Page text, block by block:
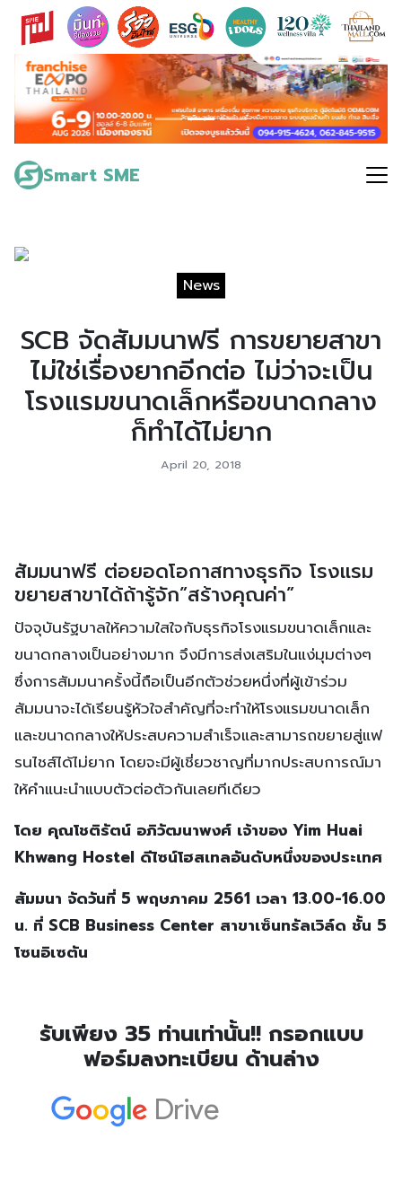
Skip
content
Smart SME
Search
News
SCB จัดสัมมนาฟรี การขยายสาขา
ไม่ใช่เรื่องยากอีกต่อ ไม่ว่าจะเป็น
โรงแรมขนาดเล็กหรือขนาดกลาง
ก็ทำได้ไม่ยาก
April 20, 2018
สัมมนาฟรี ต่อยอดโอกาสทางธุรกิจ โรงแรม
ขยายสาขาได้ถ้ารู้จัก”สร้างคุณค่า”
ปัจจุบันรัฐบาลให้ความใสใจกับธุรกิจโรงแรมขนาดเล็กและ
ขนาดกลางเป็นอย่างมาก จึงมีการส่งเสริมในแง่มุมต่างๆ
ซึ่งการสัมมนาครั้งนี้ถือเป็นอีกตัวช่วยหนึ่งที่ผู้เข้าร่วม
สัมมนาจะได้เรียนรู้หัวใจสำคัญที่จะทำให้โรงแรมขนาดเล็ก
และขนาดกลางให้ประสบความสำเร็จและสามารถขยายสู่แฟ
รนไชส์ได้ไม่ยาก โดยจะมีผู้เชี่ยวชาญที่มากประสบการณ์มา
ให้คำแนะนำแบบตัวต่อตัวกันเลยทีเดียว
โดย คุณโชติรัตน์ อภิวัฒนาพงศ์ เจ้าของ Yim Huai
Khwang Hostel ดีไซน์โฮสเทลอันดับหนึ่งของประเทศ
สัมมนา จัดวันที่ 5 พฤษภาคม 2561 เวลา 13.00-16.00
น. ที่ SCB Business Center สาขาเซ็นทรัลเวิล์ด ชั้น 5
โซนอิเซตัน
รับเพียง 35 ท่านเท่านั้น!! กรอกแบบ
ฟอร์มลงทะเบียน ด้านล่าง